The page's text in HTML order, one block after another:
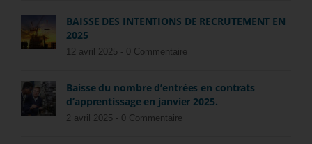
BAISSE DES INTENTIONS DE RECRUTEMENT EN
2025
12 avril 2025 - 0 Commentaire
Baisse du nombre d’entrées en contrats
d’apprentissage en janvier 2025.
2 avril 2025 - 0 Commentaire